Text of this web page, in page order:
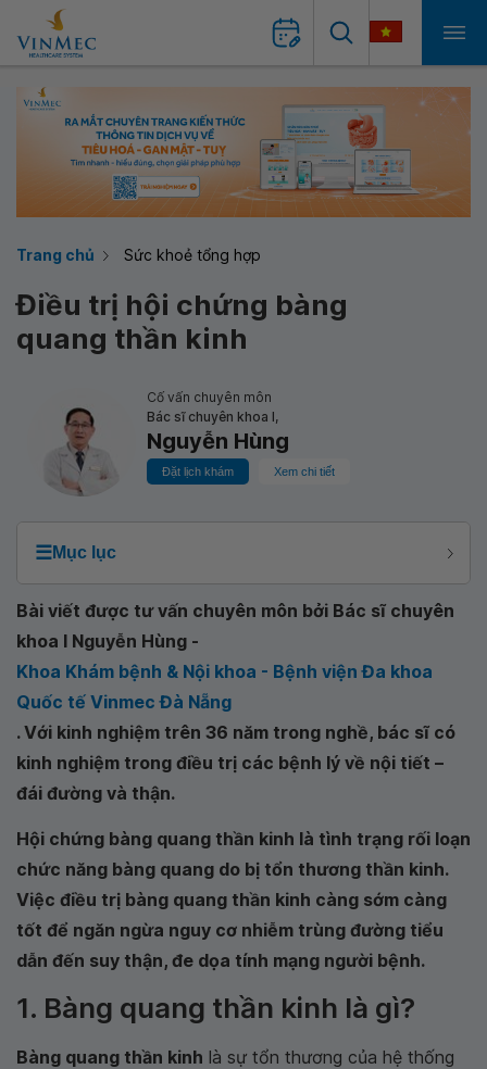
Trang chủ Sức khoẻ tổng hợp
Điều trị hội chứng bàng
quang thần kinh
Cố vấn chuyên môn
Bác sĩ chuyên khoa I,
Nguyễn Hùng
Đặt lịch khám Xem chi tiết
☰Mục lục
Bài viết được tư vấn chuyên môn bởi Bác sĩ chuyên
khoa I Nguyễn Hùng -
Khoa Khám bệnh & Nội khoa - Bệnh viện Đa khoa
Quốc tế Vinmec Đà Nẵng
. Với kinh nghiệm trên 36 năm trong nghề, bác sĩ có
kinh nghiệm trong điều trị các bệnh lý về nội tiết –
đái đường và thận.
Hội chứng bàng quang thần kinh là tình trạng rối loạn
chức năng bàng quang do bị tổn thương thần kinh.
Việc điều trị bàng quang thần kinh càng sớm càng
tốt để ngăn ngừa nguy cơ nhiễm trùng đường tiểu
dẫn đến suy thận, đe dọa tính mạng người bệnh.
1. Bàng quang thần kinh là gì?
Bàng quang thần kinh là sự tổn thương của hệ thống